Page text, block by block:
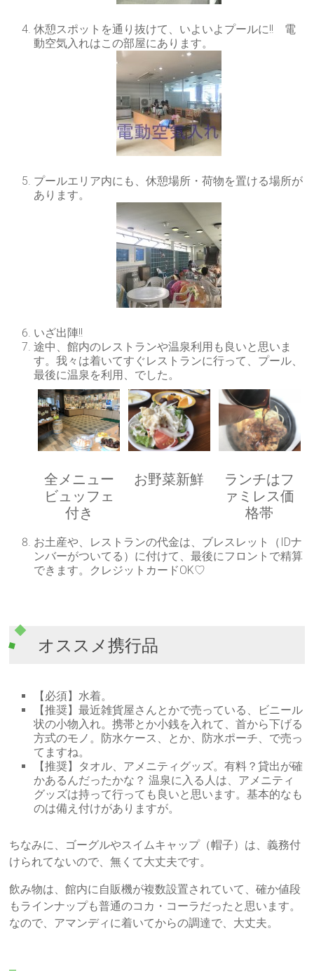
休憩スポットを通り抜けて、いよいよプールに!! 電
動空気入れはこの部屋にあります。
プールエリア内にも、休憩場所・荷物を置ける場所が
あります。
いざ出陣!!
途中、館内のレストランや温泉利用も良いと思いま
す。我々は着いてすぐレストランに行って、プール、
最後に温泉を利用、でした。
全メニュー
ビュッフェ
付き
お野菜新鮮
ランチはフ
ァミレス価
格帯
お土産や、レストランの代金は、ブレスレット（IDナ
ンバーがついてる）に付けて、最後にフロントで精算
できます。クレジットカードOK♡
オススメ携行品
【必須】水着。
【推奨】最近雑貨屋さんとかで売っている、ビニール
状の小物入れ。携帯とか小銭を入れて、首から下げる
方式のモノ。防水ケース、とか、防水ポーチ、で売っ
てますね。
【推奨】タオル、アメニティグッズ。有料？貸出が確
かあるんだったかな？ 温泉に入る人は、アメニティ
グッズは持って行っても良いと思います。基本的なも
のは備え付けがありますが。
ちなみに、ゴーグルやスイムキャップ（帽子）は、義務付
けられてないので、無くて大丈夫です。
飲み物は、館内に自販機が複数設置されていて、確か値段
もラインナップも普通のコカ・コーラだったと思います。
なので、アマンディに着いてからの調達で、大丈夫。